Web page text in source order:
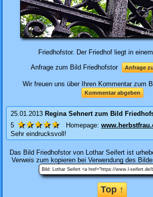
Friedhofstor. Der Friedhof liegt in
Anfrage zum Bild Friedhofstor
Anfrage
Wir freuen uns über Ihren Kommentar zum
Kommentar abgeben
25.01.2013 Regina Sehnertzum Bild
5 ★★★★★ Homepage:
Sehr eindrucksvoll!
Das Bild Friedhofstorvon Lothar Seifert ist
Verweis zum kopieren bei Verwendung des
Top ↑